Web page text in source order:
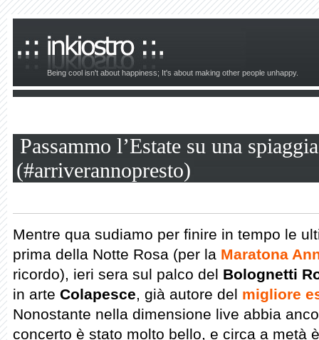
Being cool isn't about happiness; It's about making other people unhappy.
Passammo l’Estate su una
(#arriverannopresto)
Mentre qua sudiamo per finire in tempo le
prima della Notte Rosa (per la Maratona
ricordo), ieri sera sul palco del Bolognetti
in arte Colapesce, già autore del migliore
Nonostante nella dimensione live abbia
concerto è stato molto bello, e circa a metà